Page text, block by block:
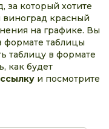
за который хотите
красный
на графике. Вы
формате таблицы
таблицу в формате
как будет
и посмотрите